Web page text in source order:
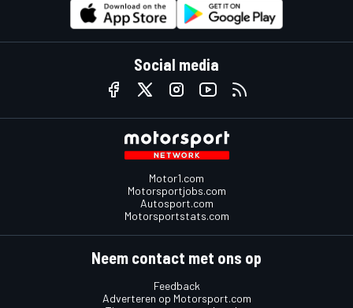
Social media
Motor1.com
Motorsportjobs.com
Autosport.com
Motorsportstats.com
Neem contact met ons op
Feedback
Adverteren op Motorsport.com